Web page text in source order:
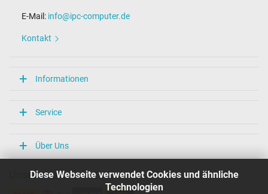
Diese Webseite verwendet Cookies und ähnliche
Technologien
E-Mail: info@ipc-computer.de
Kontakt
Informationen
Service
Über Uns
Unsere Versandarten